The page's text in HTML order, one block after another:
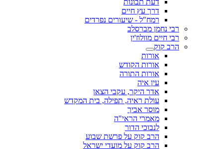
דעת תבונות
דרך עץ חיים
רמח"ל - שיעורים נפרדים
רבי נחמן מברסלב
רבי חיים מוולוז'ין
הרב קוק
אורות
אורות הקודש
אורות התורה
עין איה
אדר היקר, עקבי הצאן
עולת ראיה, תפילה, בית המקדש
מוסר אביך
מאמרי הראי"ה
לנבוכי הדור
הרב קוק על פרשת שבוע
הרב קוק על מועדי ישראל